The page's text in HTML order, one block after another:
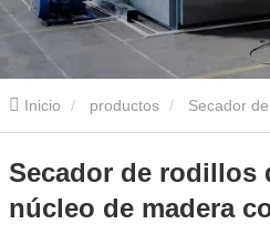
Inicio productos Secador
de madera
contrachapada para la venta
Secador de rodillos
núcleo de madera